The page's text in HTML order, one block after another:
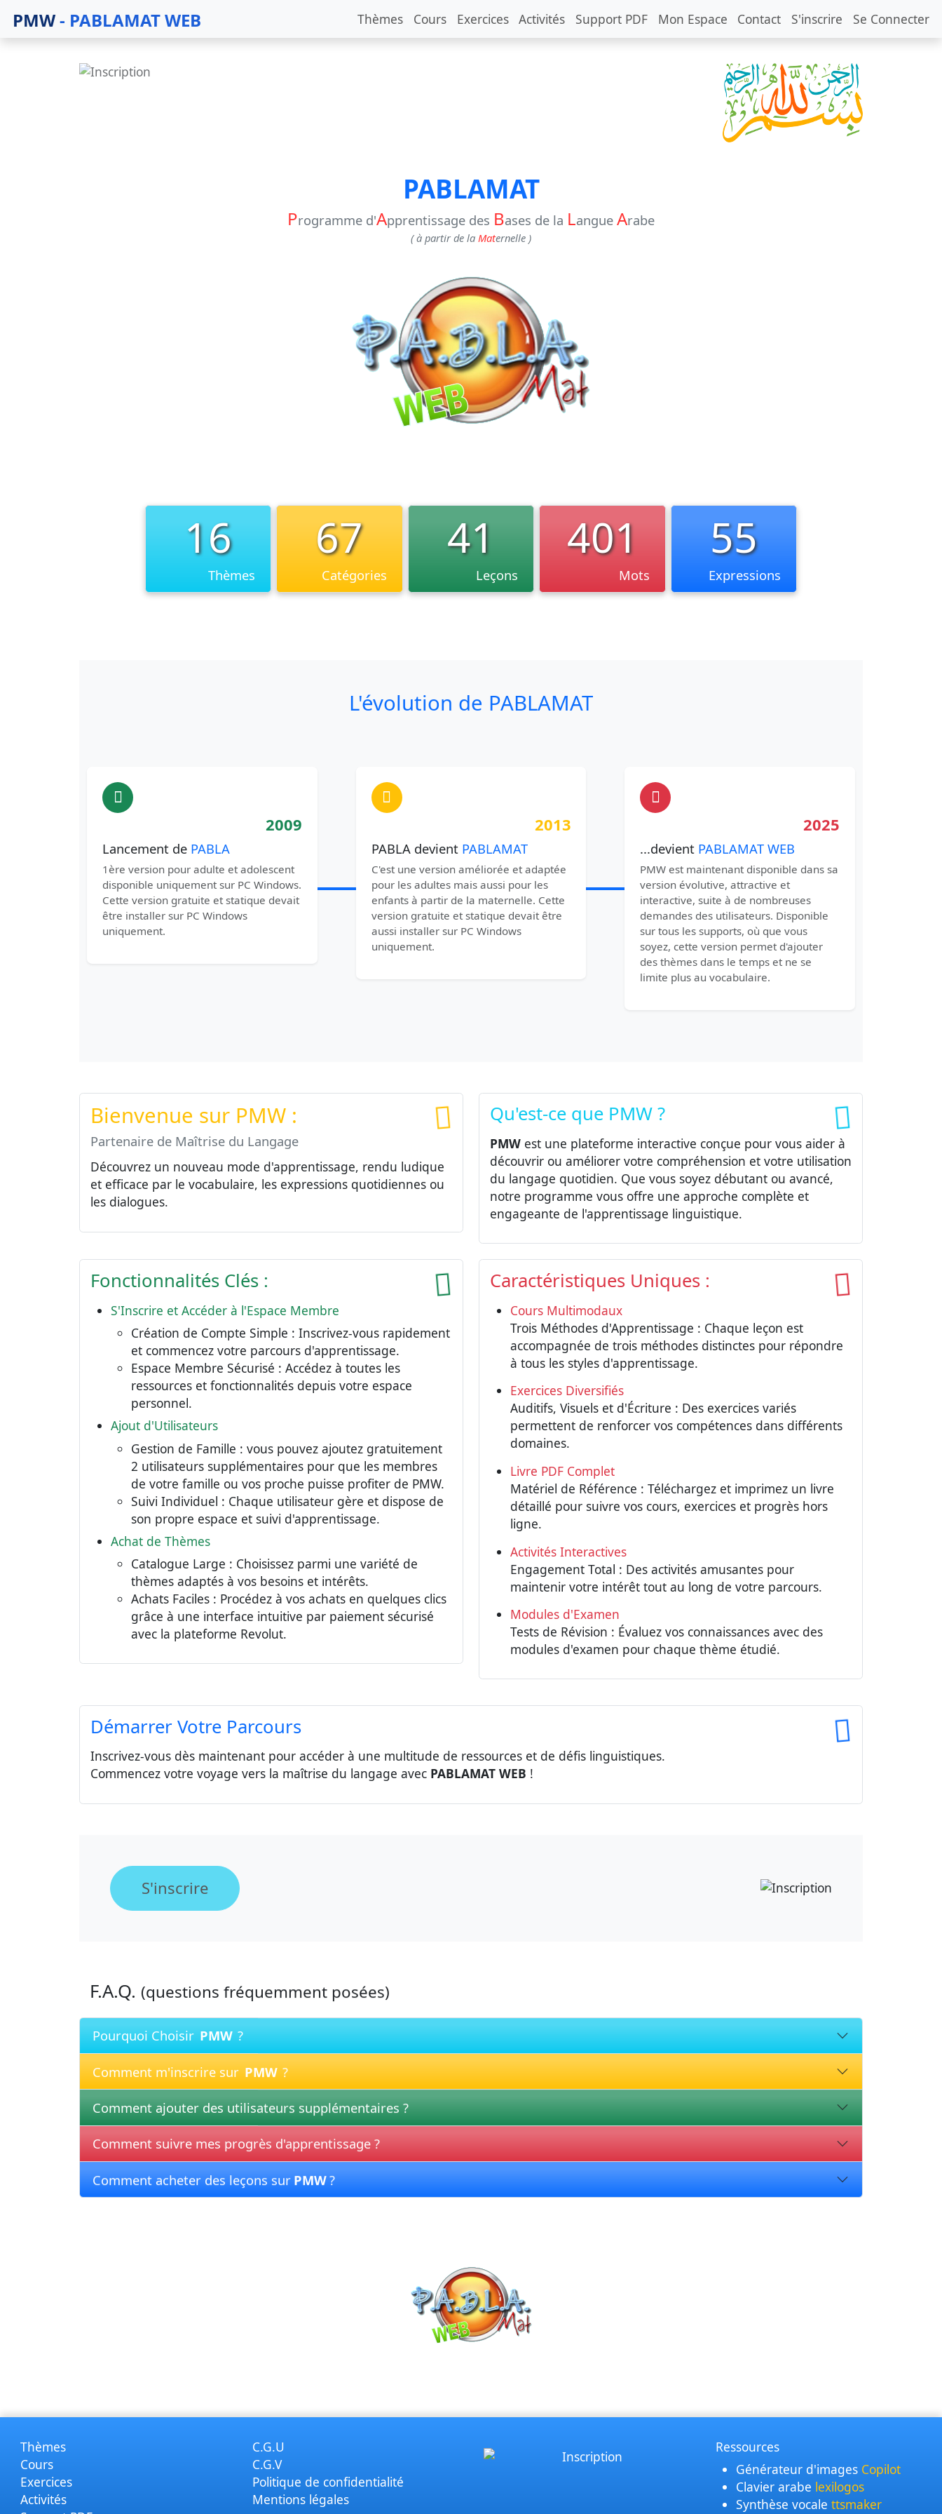
PMW- PABLAMAT WEB Thèmes Cours Exercices Activités Support PDF Mon Espace Contact S'inscrire Se Connecter
PABLAMAT
Programme d'Apprentissage des Bases de la Langue Arabe
( à partir de la Maternelle )
16
Thèmes
67
Catégories
41
Leçons
401
Mots
55
Expressions
L'évolution de PABLAMAT
2009
Lancement de PABLA
1ère version pour adulte et adolescent
disponible uniquement sur PC Windows.
Cette version gratuite et statique devait
être installer sur PC Windows
uniquement.
2013
PABLA devient PABLAMAT
C'est une version améliorée et adaptée
pour les adultes mais aussi pour les
enfants à partir de la maternelle. Cette
version gratuite et statique devait être
aussi installer sur PC Windows
uniquement.
2025
...devient PABLAMAT WEB
PMW est maintenant disponible dans sa
version évolutive, attractive et
interactive, suite à de nombreuses
demandes des utilisateurs. Disponible
sur tous les supports, où que vous
soyez, cette version permet d'ajouter
des thèmes dans le temps et ne se
limite plus au vocabulaire.
Bienvenue sur PMW :
Partenaire de Maîtrise du Langage
Découvrez un nouveau mode d'apprentissage, rendu ludique
et efficace par le vocabulaire, les expressions quotidiennes ou
les dialogues.
Qu'est-ce que PMW ?
PMWest une plateforme interactive conçue pour vous aider à
découvrir ou améliorer votre compréhension et votre utilisation
du langage quotidien. Que vous soyez débutant ou avancé,
notre programme vous offre une approche complète et
engageante de l'apprentissage linguistique.
Fonctionnalités Clés :
S'Inscrire et Accéder à l'Espace Membre
Création de Compte Simple : Inscrivez-vous rapidement
et commencez votre parcours d'apprentissage.
Espace Membre Sécurisé : Accédez à toutes les
ressources et fonctionnalités depuis votre espace
personnel.
Ajout d'Utilisateurs
Gestion de Famille : vous pouvez ajoutez gratuitement
2 utilisateurs supplémentaires pour que les membres
de votre famille ou vos proche puisse profiter de PMW.
Suivi Individuel : Chaque utilisateur gère et dispose de
son propre espace et suivi d'apprentissage.
Achat de Thèmes
Catalogue Large : Choisissez parmi une variété de
thèmes adaptés à vos besoins et intérêts.
Achats Faciles : Procédez à vos achats en quelques clics
grâce à une interface intuitive par paiement sécurisé
avec la plateforme Revolut.
Caractéristiques Uniques :
Cours Multimodaux
Trois Méthodes d'Apprentissage : Chaque leçon est
accompagnée de trois méthodes distinctes pour répondre
à tous les styles d'apprentissage.
Exercices Diversifiés
Auditifs, Visuels et d'Écriture : Des exercices variés
permettent de renforcer vos compétences dans différents
domaines.
Livre PDF Complet
Matériel de Référence : Téléchargez et imprimez un livre
détaillé pour suivre vos cours, exercices et progrès hors
ligne.
Activités Interactives
Engagement Total : Des activités amusantes pour
maintenir votre intérêt tout au long de votre parcours.
Modules d'Examen
Tests de Révision : Évaluez vos connaissances avec des
modules d'examen pour chaque thème étudié.
Démarrer Votre Parcours
Inscrivez-vous dès maintenant pour accéder à une multitude de ressources et de défis linguistiques.
Commencez votre voyage vers la maîtrise du langage avec PABLAMAT WEB !
S'inscrire
F.A.Q. (questions fréquemment posées)
Pourquoi Choisir PMW ?
Comment m'inscrire sur PMW ?
Comment ajouter des utilisateurs supplémentaires ?
Comment suivre mes progrès d'apprentissage ?
Comment acheter des leçons surPMW?
Thèmes
Cours
Exercices
Activités
C.G.U
C.G.V
Politique de confidentialité
Mentions légales
Ressources
Générateur d'images Copilot
Clavier arabe lexilogos
Synthèse vocalettsmaker